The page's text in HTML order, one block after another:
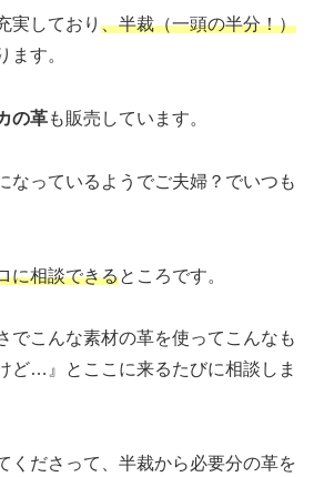
実しており 、半裁（一頭の半分！）
ます。
の革も販売しています。
なっているようでご夫婦？でいつも
に相談できるところです。
でこんな素材の革を使ってこんなも
ど…』とここに来るたびに相談しま
くださって、半裁から必要分の革を